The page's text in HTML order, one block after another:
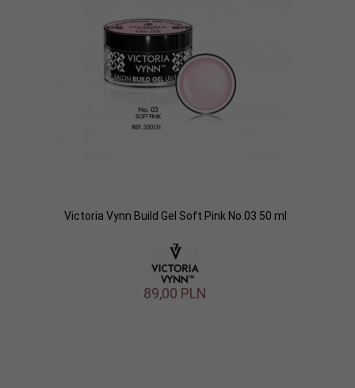
Victoria Vynn Build Gel Soft Pink No.03 50 ml
89,00 PLN